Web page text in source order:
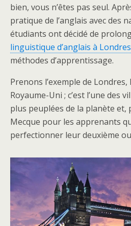
bien, vous n’êtes pas seul.
pratique de l’anglais avec des
étudiants ont décidé de
linguistique d’anglais à Londres
méthodes d’apprentissage.
Prenons l’exemple de
Royaume-Uni ; c’est l’une des
plus peuplées de la planète et,
Mecque pour les apprenants
perfectionner leur deuxième